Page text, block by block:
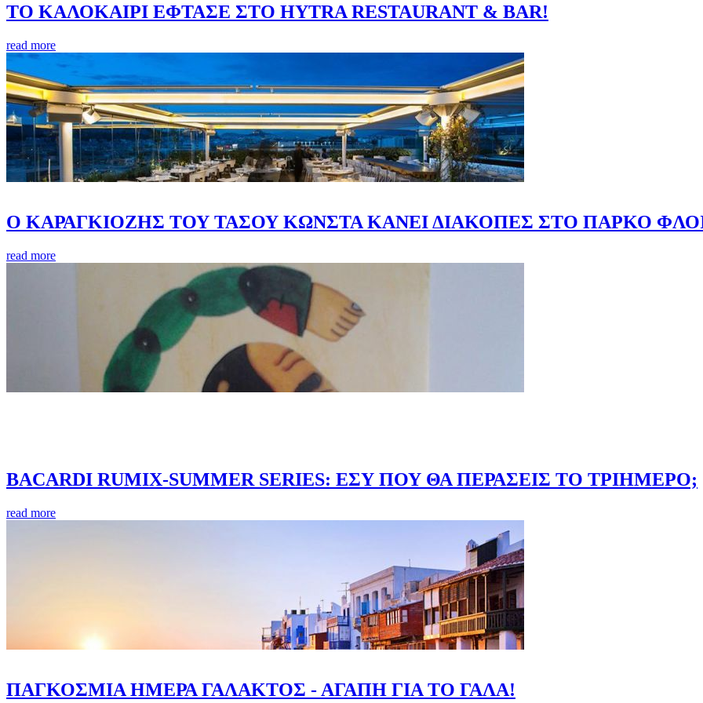
ΤΟ ΚΑΛΟΚΑΙΡΙ ΕΦΤΑΣΕ ΣΤΟ HYTRA RESTAURANT & BAR!
read more
Ο ΚΑΡΑΓΚΙΟΖΗΣ ΤΟΥ ΤΑΣΟΥ ΚΩΝΣΤΑ ΚΑΝΕΙ ΔΙΑΚΟΠΕΣ ΣΤΟ ΠΑΡΚΟ
read more
ΒACARDI RUMIX-SUMMER SERIES: ΕΣΥ ΠΟΥ ΘΑ ΠΕΡΑΣΕΙΣ ΤΟ ΤΡΙΗΜΕΡΟ;
read more
ΠΑΓΚΟΣΜΙΑ ΗΜΕΡΑ ΓΑΛΑΚΤΟΣ - ΑΓΑΠΗ ΓΙΑ ΤΟ ΓΑΛΑ!